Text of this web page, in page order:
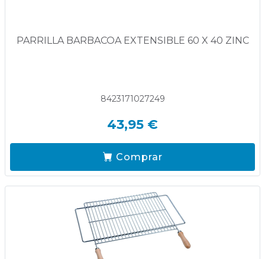
PARRILLA BARBACOA EXTENSIBLE 60 X 40 ZINC
8423171027249
43,95 €
Comprar